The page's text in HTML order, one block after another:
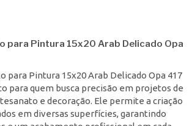
para Pintura 15x20 Arab Delicado Opa
para Pintura 15x20 Arab Delicado Opa 417
para quem busca precisão em projetos de
e decoração. Ele permite a criação
em diversas superfícies, garantindo